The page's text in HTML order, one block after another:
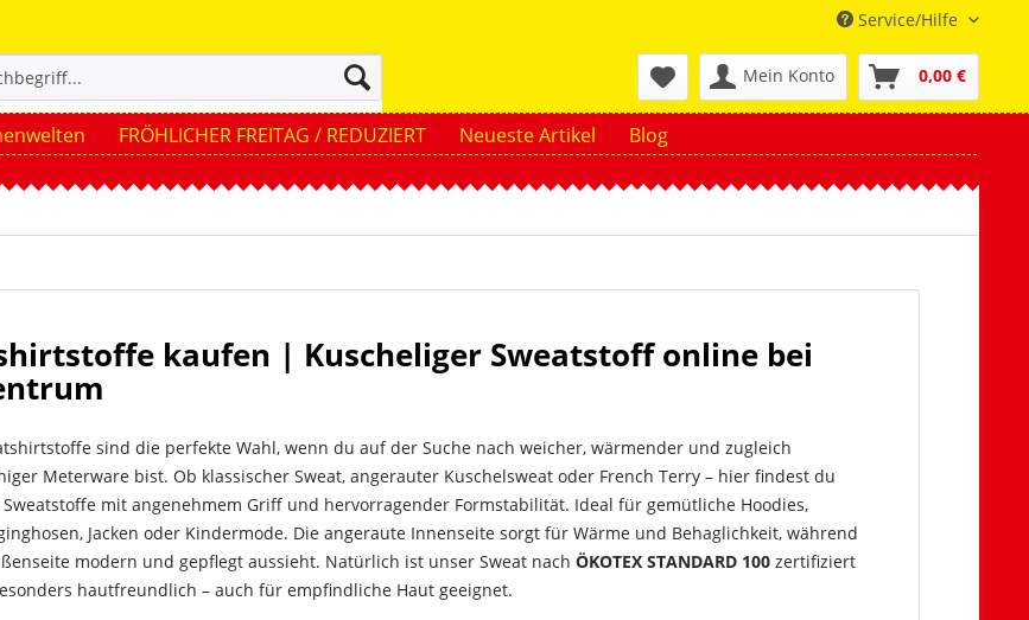
Service/Hilfe
Mein Konto 0,00 €
FRÖHLICHER FREITAG / REDUZIERT Neueste Artikel Blog
kaufen | Kuscheliger Sweatstoff online bei
sind die perfekte Wahl, wenn du auf der Suche nach weicher, wärmender und zugleich
Meterware bist. Ob klassischer Sweat, angerauter Kuschelsweat oder French Terry – hier findest du
mit angenehmem Griff und hervorragender Formstabilität. Ideal für gemütliche Hoodies,
Jacken oder Kindermode. Die angeraute Innenseite sorgt für Wärme und Behaglichkeit, während
modern und gepflegt aussieht. Natürlich ist unser Sweat nach ÖKOTEX STANDARD 100 zertifiziert
hautfreundlich – auch für empfindliche Haut geeignet.